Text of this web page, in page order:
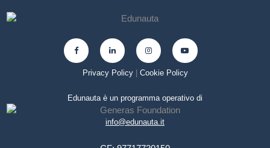
Privacy Policy| Cookie Policy
Edunauta è un programma operativo di
info@edunauta.it